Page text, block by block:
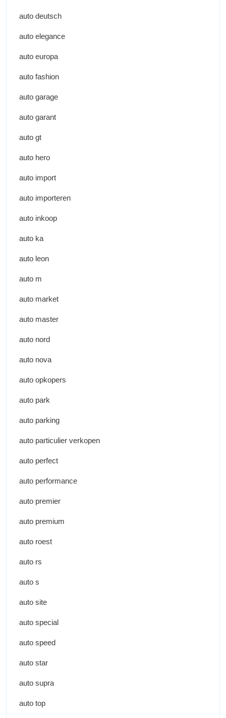
auto deutsch
auto elegance
auto europa
auto fashion
auto garage
auto garant
auto gt
auto hero
auto import
auto importeren
auto inkoop
auto ka
auto leon
auto m
auto market
auto master
auto nord
auto nova
auto opkopers
auto park
auto parking
auto particulier verkopen
auto perfect
auto performance
auto premier
auto premium
auto roest
auto rs
auto s
auto site
auto special
auto speed
auto star
auto supra
auto top